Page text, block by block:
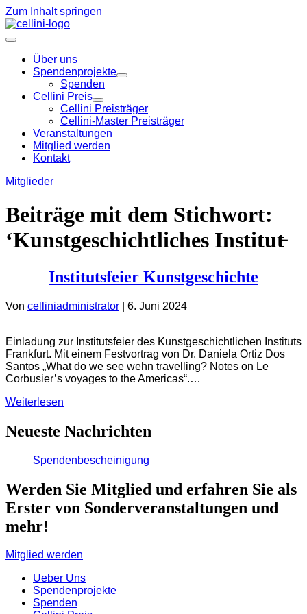
Zum Inhalt springen
Über uns
Spendenprojekte
Spenden
Cellini Preis
Cellini Preisträger
Cellini-Master Preisträger
Veranstaltungen
Mitglied werden
Kontakt
Mitglieder
Beiträge mit dem Stichwort:
‘Kunstgeschichtliches Institut̵
Institutsfeier Kunstgeschichte
Von celliniadministrator 6. Juni 2024
Einladung zur Institutsfeier des Kunstgeschichtlichen Instituts
Frankfurt. Mit einem Festvortrag von Dr. Daniela Ortiz Dos
Santos „What do we see wehn travelling? Notes on Le
Corbusier’s voyages to the Americas“.…
Weiterlesen
Neueste Nachrichten
Spendenbescheinigung
Werden Sie Mitglied und erfahren Sie als
Erster von Sonderveranstaltungen und
mehr!
Mitglied werden
Ueber Uns
Spendenprojekte
Spenden